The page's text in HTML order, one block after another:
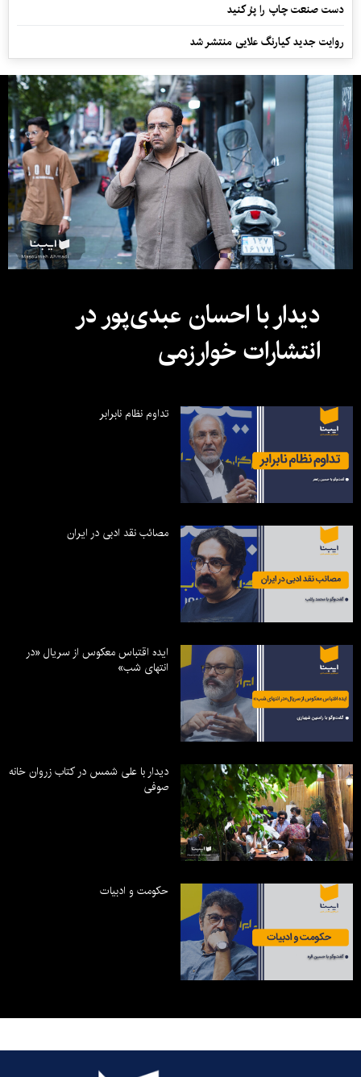
دست صنعت چاپ را پرُ کنید
روایت جدید کیارنگ علایی منتشر شد
دیدار با احسان عبدی‌پور در
انتشارات خوارزمی
تداوم نظام نابرابر
مصائب نقد ادبی در ایران
ایده اقتباس معکوس از سریال «در
انتهای شب»
دیدار با علی شمس در کتاب زروان خانه
صوفی
حکومت و ادبیات